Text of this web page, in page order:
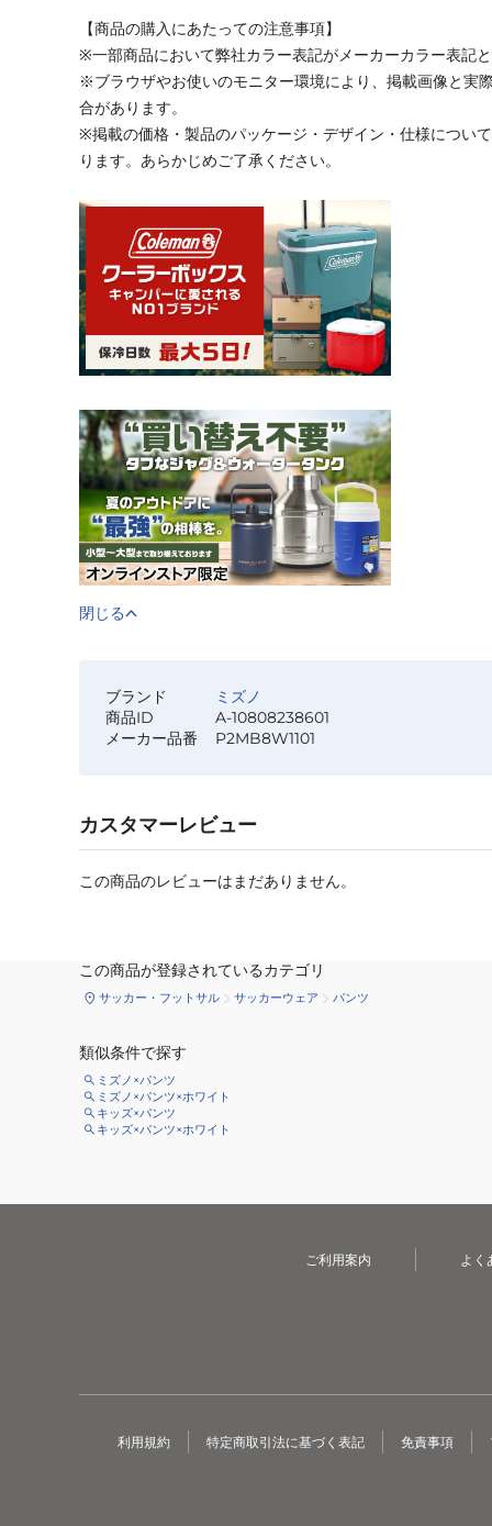
【商品の購入にあたっての注意事項】
※一部商品において弊社カラー表記がメーカーカラー表記
※ブラウザやお使いのモニター環境により、掲載画像と実
合があります。
※掲載の価格・製品のパッケージ・デザイン・仕様につい
ります。あらかじめご了承ください。
閉じる
ブランド
ミズノ
商品ID
A-10808238601
メーカー品番
P2MB8W1101
カスタマーレビュー
この商品のレビューはまだありません。
この商品が登録されているカテゴリ
サッカー・フットサル サッカーウェア パンツ
類似条件で探す
ミズノ×パンツ
ミズノ×パンツ×ホワイト
キッズ×パンツ
キッズ×パンツ×ホワイト
ご利用案内 よく
利用規約 特定商取引法に基づく表記 免責事項